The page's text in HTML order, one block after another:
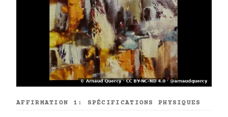
AFFIRMATION 1: SPÉCIFICATIONS PHYSIQUES